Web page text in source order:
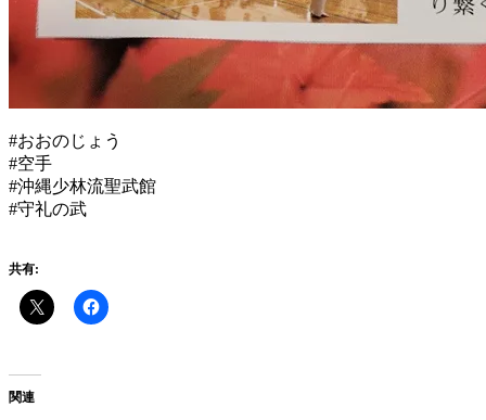
#おおのじょう
#空手
#沖縄少林流聖武館
#守礼の武
共有:
関連